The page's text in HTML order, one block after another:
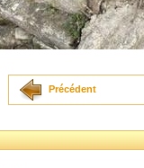
Précédent